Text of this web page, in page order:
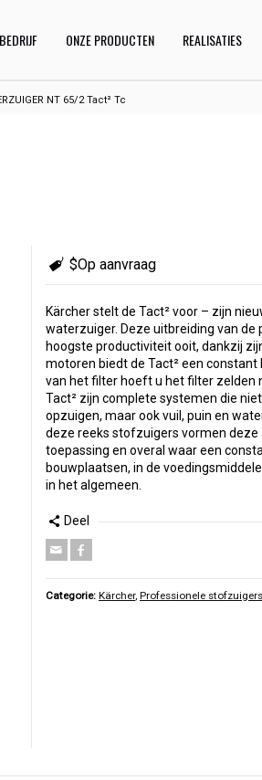
ONZE PRODUCTEN REALISATIES
NT 65/2 Tact² Tc
$Op aanvraag
Kärcher stelt de Tact² voor – zijn
waterzuiger. Deze uitbreiding van
hoogste productiviteit ooit, dankzij
motoren biedt de Tact² een
van het filter hoeft u het filter zelden
Tact² zijn complete systemen die
opzuigen, maar ook vuil, puin en
deze reeks stofzuigers vormen deze
toepassing en overal waar een
bouwplaatsen, in de
in het algemeen.
Deel
Categorie: Kärcher, Professionele stofzuigers